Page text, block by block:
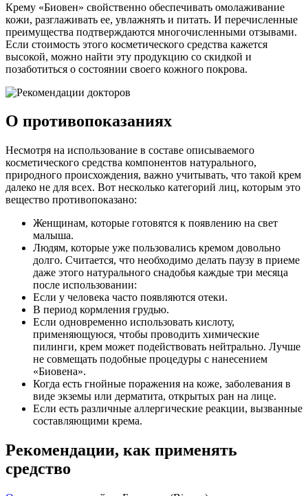
Крему «Биовен» свойственно обеспечивать омолаживание
кожи, разглаживать ее, увлажнять и питать. И перечисленные
преимущества подтверждаются многочисленными отзывами.
Если стоимость этого косметического средства кажется
высокой, можно найти эту продукцию со скидкой и
позаботиться о состоянии своего кожного покрова.
О противопоказаниях
Несмотря на использование в составе описываемого
косметического средства компонентов натурального,
природного происхождения, важно учитывать, что такой крем
далеко не для всех. Вот несколько категорий лиц, которым это
вещество противопоказано:
Женщинам, которые готовятся к появлению на свет
малыша.
Людям, которые уже пользовались кремом довольно
долго. Считается, что необходимо делать паузу в приеме
даже этого натурального снадобья каждые три месяца
после использовании:
Если у человека часто появляются отеки.
В период кормления грудью.
Если одновременно использовать кислоту,
применяющуюся, чтобы проводить химические
пилинги, крем может подействовать нейтрально. Лучше
не совмещать подобные процедуры с нанесением
«Биовена».
Когда есть гнойные поражения на коже, заболевания в
виде экземы или дерматита, открытых ран на лице.
Если есть различные аллергические реакции, вызванные
составляющими крема.
Рекомендации, как применять
средство